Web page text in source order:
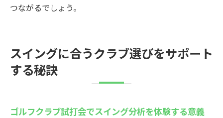
つながるでしょう。
スイングに合うクラブ選びをサポート
する秘訣
ゴルフクラブ試打会でスイング分析を体験する意義